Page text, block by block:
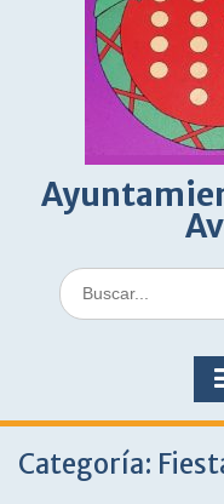
Buscar:
Categoría: